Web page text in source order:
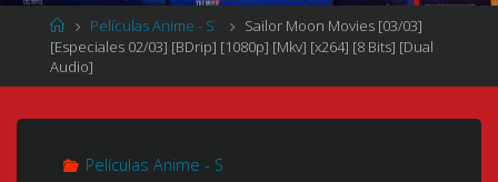
Página
de
Inicio
Películas Anime - S
Sailor Moon Movies [03/03]
[Especiales 02/03] [BDrip] [1080p] [Mkv] [x264] [8 Bits] [Dual
Audio]
Películas Anime - S